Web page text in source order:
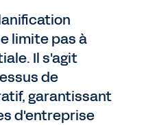
limite pas à
Il s'agit
de
garantissant
d'entreprise